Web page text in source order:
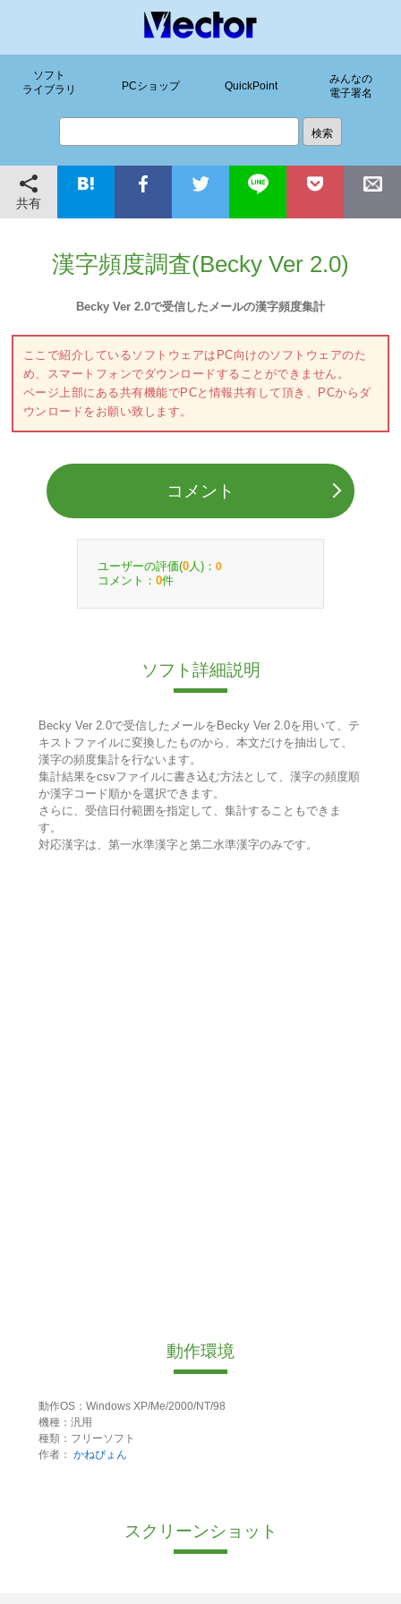
ソフト
ライブラリ
PCショップ QuickPoint
みんなの
電子署名
共有
漢字頻度調査(Becky Ver 2.0)
Becky Ver 2.0で受信したメールの漢字頻度集計
ここで紹介しているソフトウェアはPC向けのソフトウェアのた
め、スマートフォンでダウンロードすることができません。
ページ上部にある共有機能でPCと情報共有して頂き、PCからダ
ウンロードをお願い致します。
コメント
ユーザーの評価(0 人)： 0
コメント： 0件
ソフト詳細説明
Becky Ver 2.0で受信したメールをBecky Ver 2.0を用いて、テ
キストファイルに変換したものから、本文だけを抽出して、
漢字の頻度集計を行ないます。
集計結果をcsvファイルに書き込む方法として、漢字の頻度順
か漢字コード順かを選択できます。
さらに、受信日付範囲を指定して、集計することもできま
す。
対応漢字は、第一水準漢字と第二水準漢字のみです。
動作環境
動作OS：Windows XP/Me/2000/NT/98
機種：汎用
種類：フリーソフト
作者： かねぴょん
スクリーンショット